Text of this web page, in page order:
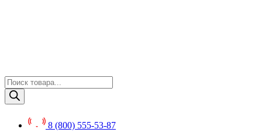
Поиск
товаров
8 (800) 555-53-87